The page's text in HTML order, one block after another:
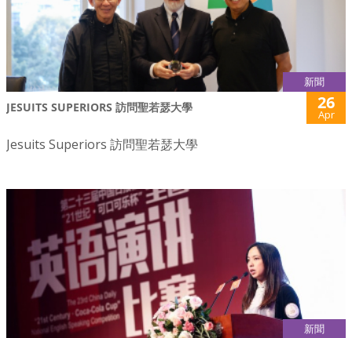
新聞
JESUITS SUPERIORS 訪問聖若瑟大學 26
Apr
Jesuits Superiors 訪問聖若瑟大學
新聞